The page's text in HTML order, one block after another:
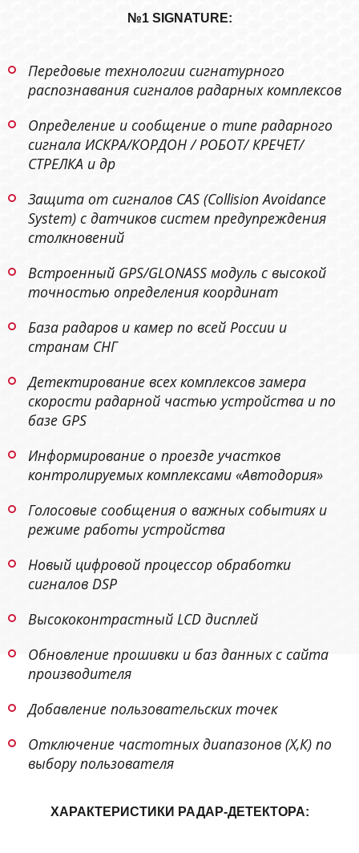
№1 SIGNATURE:
Передовые технологии сигнатурного
распознавания сигналов радарных комплексов
Определение и сообщение о типе радарного
сигнала ИСКРА/КОРДОН / РОБОТ/ КРЕЧЕТ/
СТРЕЛКА и др
Защита от сигналов CAS (Collision Avoidance
System) с датчиков систем предупреждения
столкновений
Встроенный GPS/GLONASS модуль с высокой
точностью определения координат
База радаров и камер по всей России и
странам СНГ
Детектирование всех комплексов замера
скорости радарной частью устройства и по
базе GPS
Информирование о проезде участков
контролируемых комплексами «Автодория»
Голосовые сообщения о важных событиях и
режиме работы устройства
Новый цифровой процессор обработки
сигналов DSP
Высококонтрастный LCD дисплей
Обновление прошивки и баз данных с сайта
производителя
Добавление пользовательских точек
Отключение частотных диапазонов (Х,К) по
выбору пользователя
ХАРАКТЕРИСТИКИ РАДАР-ДЕТЕКТОРА: